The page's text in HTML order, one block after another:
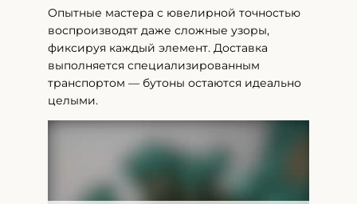
Опытные мастера с ювелирной точностью
воспроизводят даже сложные узоры,
фиксируя каждый элемент. Доставка
выполняется специализированным
транспортом — бутоны остаются идеально
целыми.